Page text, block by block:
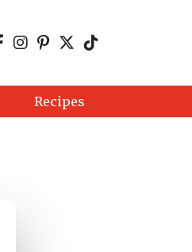
Recipes